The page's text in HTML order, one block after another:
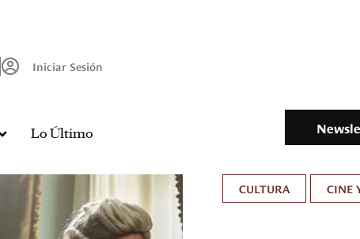
Iniciar Sesión
Lo Último
CULTURA CINE